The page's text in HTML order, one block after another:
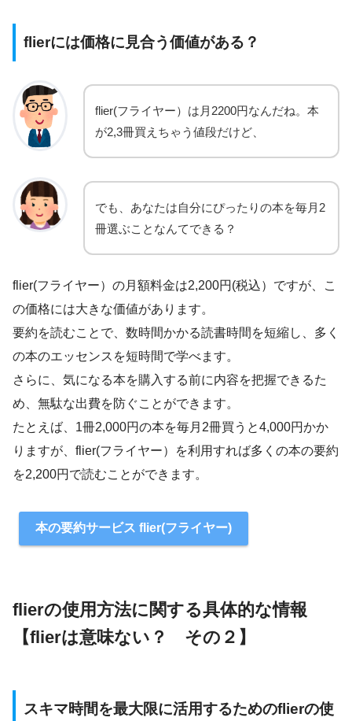
flierには価格に見合う価値がある？
flier(フライヤー）は月2200円なんだね。本
が2,3冊買えちゃう値段だけど、
でも、あなたは自分にぴったりの本を毎月2
冊選ぶことなんてできる？
flier(フライヤー）の月額料金は2,200円(税込）ですが、こ
の価格には大きな価値があります。
要約を読むことで、数時間かかる読書時間を短縮し、多く
の本のエッセンスを短時間で学べます。
さらに、気になる本を購入する前に内容を把握できるた
め、無駄な出費を防ぐことができます。
たとえば、1冊2,000円の本を毎月2冊買うと4,000円かか
りますが、flier(フライヤー）を利用すれば多くの本の要約
を2,200円で読むことができます。
本の要約サービス flier(フライヤー)
flierの使用方法に関する具体的な情報
【flierは意味ない？ その２】
スキマ時間を最大限に活用するためのflierの使